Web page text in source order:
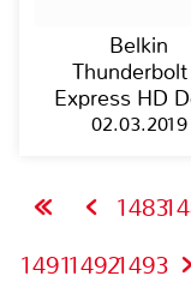
Belkin
Express HD
02.03.2019
1483
149114921493